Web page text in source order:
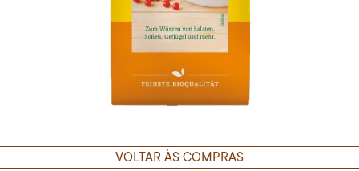
VOLTAR ÀS COMPRAS